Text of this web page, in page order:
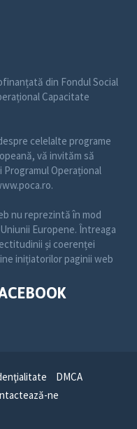
din Fondul Social
Capacitate
celelalte programe
vă invităm să
Operațional
nu reprezintă în mod
Europene. Întreaga
și coerenței
inițiatorilor paginii web
DMCA
ne